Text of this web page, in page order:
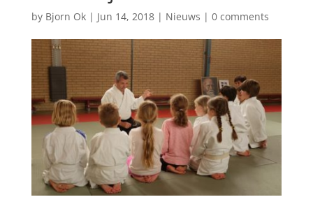
by Bjorn Ok| Jun 14, 2018| Nieuws | 0 comments